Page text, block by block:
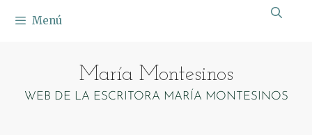
Menú
María Montesinos
WEB DE LA ESCRITORA MARÍA MONTESINOS